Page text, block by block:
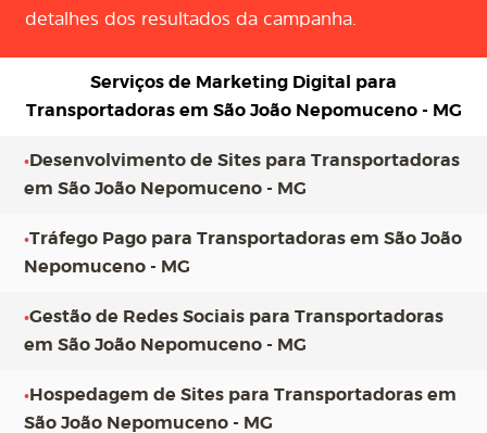
detalhes dos resultados da campanha.
Serviços de Marketing Digital para
Transportadoras em São João Nepomuceno - MG
•Desenvolvimento de Sites para Transportadoras
em São João Nepomuceno - MG
•Tráfego Pago para Transportadoras em São João
Nepomuceno - MG
•Gestão de Redes Sociais para Transportadoras
em São João Nepomuceno - MG
•Hospedagem de Sites para Transportadoras em
São João Nepomuceno - MG